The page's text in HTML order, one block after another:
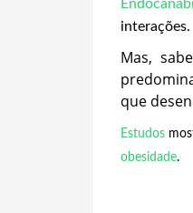
interações.
Mas,
que
Estudos
obesidade.